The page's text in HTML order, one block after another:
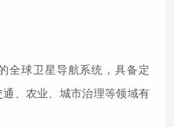
全球卫星导航系统，具备定
、农业、城市治理等领域有